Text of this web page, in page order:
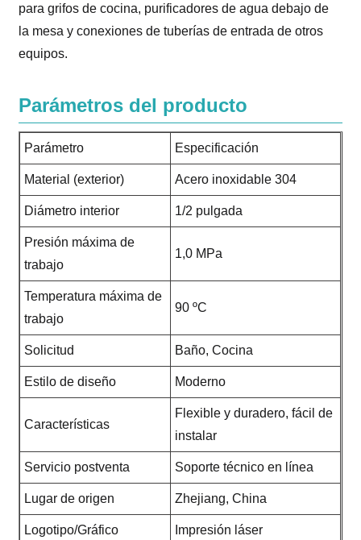
para grifos de cocina, purificadores de agua debajo de
la mesa y conexiones de tuberías de entrada de otros
equipos.
Parámetros del producto
Parámetro Especificación
Material (exterior) Acero inoxidable 304
Diámetro interior 1/2 pulgada
Presión máxima de
trabajo
1,0 MPa
Temperatura máxima de
trabajo
90 ºC
Solicitud Baño, Cocina
Estilo de diseño Moderno
Características
Flexible y duradero, fácil de
instalar
Servicio postventa Soporte técnico en línea
Lugar de origen Zhejiang, China
Logotipo/Gráfico Impresión láser